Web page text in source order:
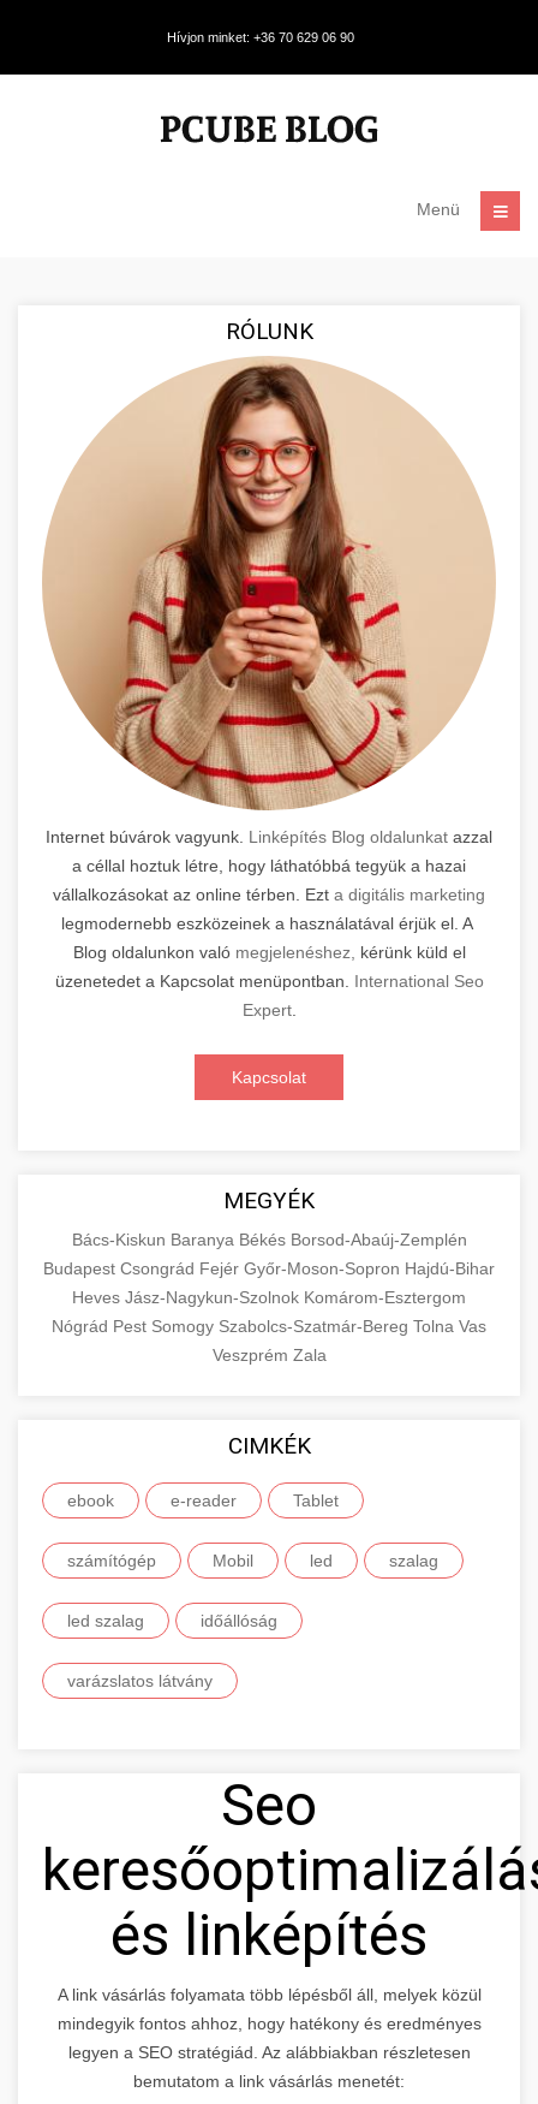
Hívjon minket: +36 70 629 06 90
Menü
RÓLUNK
Internet búvárok vagyunk. Linképítés Blog oldalunkat azzal
a céllal hoztuk létre, hogy láthatóbbá tegyük a hazai
vállalkozásokat az online térben. Ezt a digitális marketing
legmodernebb eszközeinek a használatával érjük el. A
Blog oldalunkon való megjelenéshez,
kérünk küld el
üzenetedet a Kapcsolat menüpontban. International Seo
Expert.
Kapcsolat
MEGYÉK
Bács-Kiskun Baranya Békés Borsod-Abaúj-Zemplén
Budapest Csongrád Fejér Győr-Moson-Sopron Hajdú-Bihar
Heves Jász-Nagykun-Szolnok Komárom-Esztergom
Nógrád Pest Somogy Szabolcs-Szatmár-Bereg Tolna Vas
Veszprém Zala
CIMKÉK
ebook e-reader Tablet
számítógép Mobil led szalag
led szalag időállóság
varázslatos látvány
Seo
és linképítés
A link vásárlás folyamata több lépésből áll, melyek közül
mindegyik fontos ahhoz, hogy hatékony és eredményes
legyen a SEO stratégiád. Az alábbiakban részletesen
bemutatom a link vásárlás menetét: